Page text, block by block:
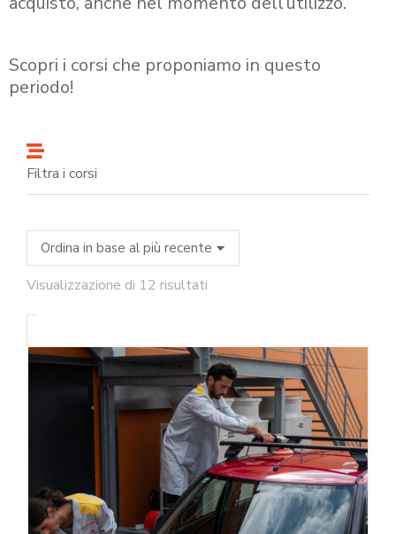
Scopri i corsi che proponiamo in questo
periodo!
Filtra i corsi
Visualizzazione di 12 risultati